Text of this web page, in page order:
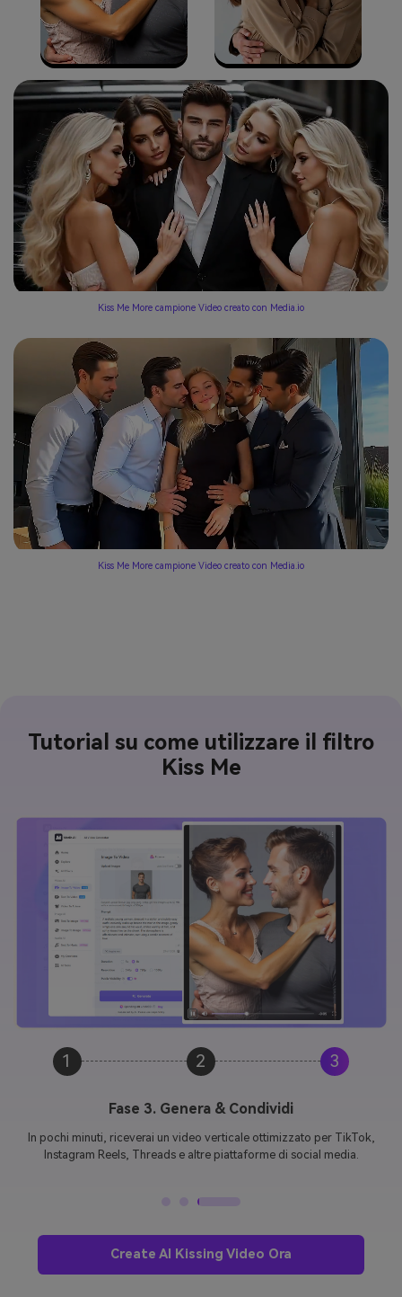
Kiss Me More campione Video creato con Media.io
Kiss Me More campione Video creato con Media.io
Tutorial su come utilizzare il filtro
Kiss Me
1 2 3
Fase 3. Genera & Condividi
In pochi minuti, riceverai un video verticale ottimizzato per TikTok,
Instagram Reels, Threads e altre piattaforme di social media.
Create AI Kissing Video Ora